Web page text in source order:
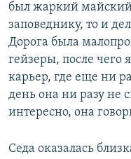
был жаркий
заповеднику, то и
Дорога была
гейзеры, после чего
карьер, где еще ни
день она ни разу не
интересно, она
Седа оказалась